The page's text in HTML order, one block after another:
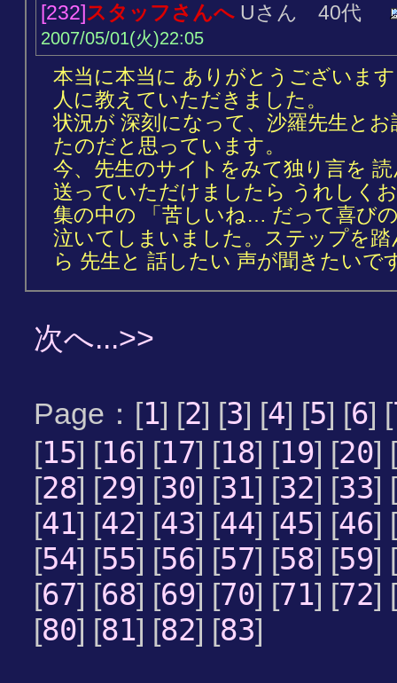
[232]スタッフさんへ Uさん 40代
2007/05/01(火)22:05
本当に本当に ありがとうございま
人に教えていただきました。
状況が 深刻になって、沙羅先生と
たのだと思っています。
今、先生のサイトをみて独り言を
送っていただけましたら うれしく
集の中の 「苦しいね… だって喜び
泣いてしまいました。ステップを
ら 先生と 話したい 声が聞きたいで
次へ...>>
Page：[1] [2] [3] [4] [5] [6] [
[15] [16] [17] [18] [19] [20] [
[28] [29] [30] [31] [32] [33] [
[41] [42] [43] [44] [45] [46] [
[54] [55] [56] [57] [58] [59] [
[67] [68] [69] [70] [71] [72] [
[80] [81] [82] [83]